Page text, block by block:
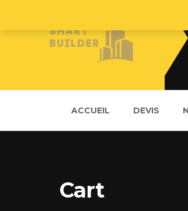
ACCUEIL DEVIS
Cart